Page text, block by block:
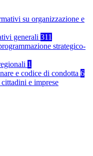
su organizzazione e
generali 311
strategico-
1
e codice di condotta 6
e imprese